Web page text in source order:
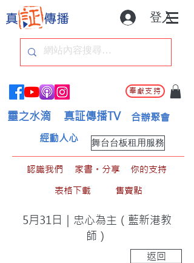
登入
奉獻支持
靈之水滴 真証傳播TV 合辦聚會
舞台台板租用服務
經動人心
認識我們 家書。分享
你的支持
表格下載
售賣點
5月31日｜忠心為主（藍新港教
師）
返回